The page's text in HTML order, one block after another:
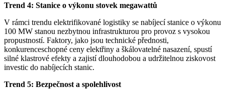
Trend 4: Stanice o výkonu stovek megawattů
V rámci trendu elektrifikované logistiky se nabíjecí stanice o výkonu
100 MW stanou nezbytnou infrastrukturou pro provoz s vysokou
propustností. Faktory, jako jsou technické přednosti,
konkurenceschopné ceny elektřiny a škálovatelné nasazení, spustí
silné klastrové efekty a zajistí dlouhodobou a udržitelnou ziskovost
investic do nabíjecích stanic.
Trend 5: Bezpečnost a spolehlivost